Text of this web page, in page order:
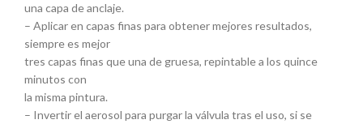
una capa de anclaje.
– Aplicar en capas finas para obtener mejores resultados,
siempre es mejor
tres capas finas que una de gruesa, repintable a los quince
minutos con
la misma pintura.
– Invertir el aerosol para purgar la válvula tras el uso, si se